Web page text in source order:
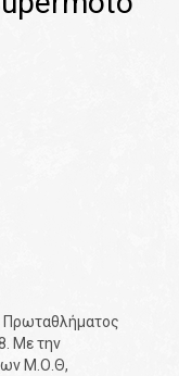
Πρωταθλήματος
Με την
Μ.Ο.Θ,